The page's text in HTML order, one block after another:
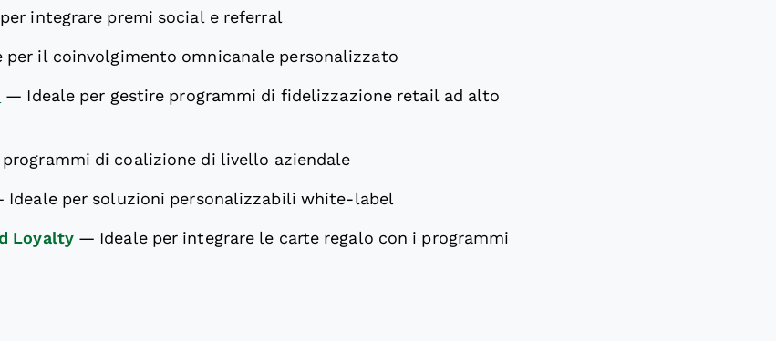
integrare premi social e referral
per il coinvolgimento omnicanale personalizzato
— Ideale per gestire programmi di fidelizzazione retail ad alto
programmi di coalizione di livello aziendale
Ideale per soluzioni personalizzabili white-label
Loyalty — Ideale per integrare le carte regalo con i programmi